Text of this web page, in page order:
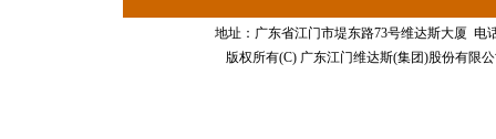
地址：广东省江门市堤东路73号维达斯大厦 电
版权所有(C) 广东江门维达斯(集团)股份有限